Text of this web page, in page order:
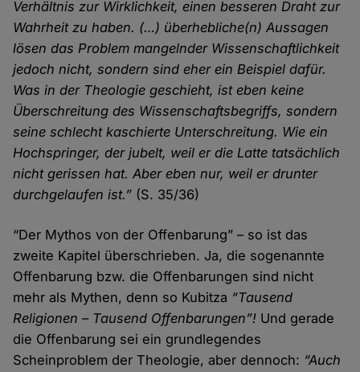
Verhältnis zur Wirklichkeit, einen besseren Draht zur
Wahrheit zu haben. (…) überhebliche(n) Aussagen
lösen das Problem mangelnder Wissenschaftlichkeit
jedoch nicht, sondern sind eher ein Beispiel dafür.
Was in der Theologie geschieht, ist eben keine
Überschreitung des Wissenschaftsbegriffs, sondern
seine schlecht kaschierte Unterschreitung. Wie ein
Hochspringer, der jubelt, weil er die Latte tatsächlich
nicht gerissen hat. Aber eben nur, weil er drunter
durchgelaufen ist.” (S. 35/36)
“Der Mythos von der Offenbarung” – so ist das
zweite Kapitel überschrieben. Ja, die sogenannte
Offenbarung bzw. die Offenbarungen sind nicht
mehr als Mythen, denn so Kubitza “Tausend
Religionen – Tausend Offenbarungen”! Und gerade
die Offenbarung sei ein grundlegendes
Scheinproblem der Theologie, aber dennoch: “Auch